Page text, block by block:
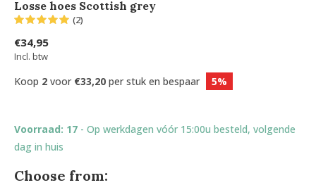
Losse hoes Scottish grey
(2)
€34,95
Incl. btw
Koop 2 voor €33,20 per stuk en bespaar 5%
Voorraad: 17 - Op werkdagen vóór 15:00u besteld, volgende
dag in huis
Choose from: